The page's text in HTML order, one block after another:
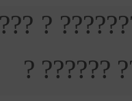
????????
??????